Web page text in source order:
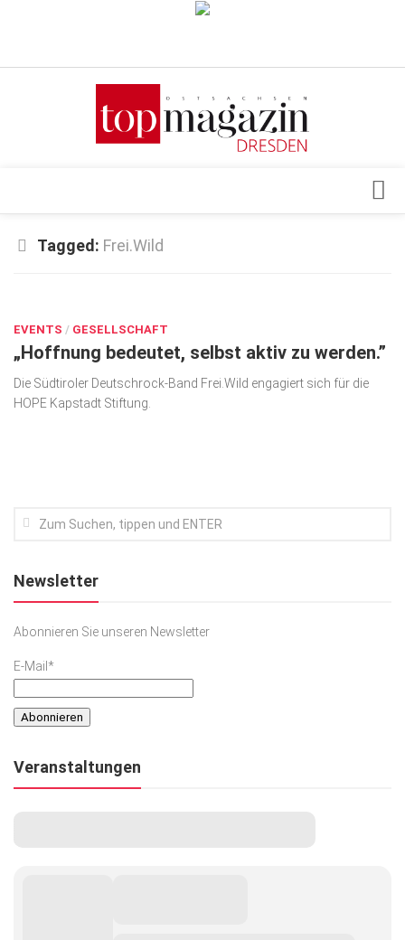
Verkaufsstellen
Top Gesundheitsforum Dresden / Ostsachsen
Geschäft
gesund & schön
Gesellschaft
Podcast
SACHSEN IN PARIS
Tagged: Frei.Wild
EVENTS / GESELLSCHAFT
„Hoffnung bedeutet, selbst aktiv zu werden.”
Die Südtiroler Deutschrock-Band Frei.Wild engagiert sich für die
HOPE Kapstadt Stiftung.
Newsletter
Abonnieren Sie unseren Newsletter
E-Mail*
Veranstaltungen